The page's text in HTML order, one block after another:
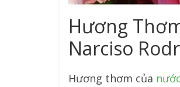
Hương
Narciso
Hương thơm của